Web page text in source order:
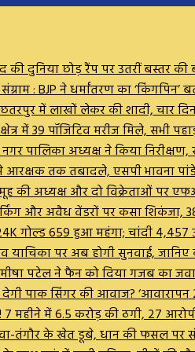
दुनिया छोड़ रैंप पर उतरीं बस्तर की
: BJP ने धर्मांतरण का
में लाखों लेकर की शादी, चार
में 39 पॉजिटिव मरीज मिले, सभी
पालिका अध्यक्ष ने किया
तक तबादले, एसपी भावना
की अध्यक्ष और दो विक्रेताओं पर
और अवैध वेंडरों पर कसा शिकंजा,
गोल्ड ₹659 हुआ महंगा; चांदी ₹4,457
पर अब होगी सुनवाई,
अमीषा पटेल ने फैन को दिया गजब का
देगी पाक सिंगर की आवाज?
7 महीने में 6.5 करोड़ की ठगी, 27
तंगौर के खेत डूबे, धान की फसल पर